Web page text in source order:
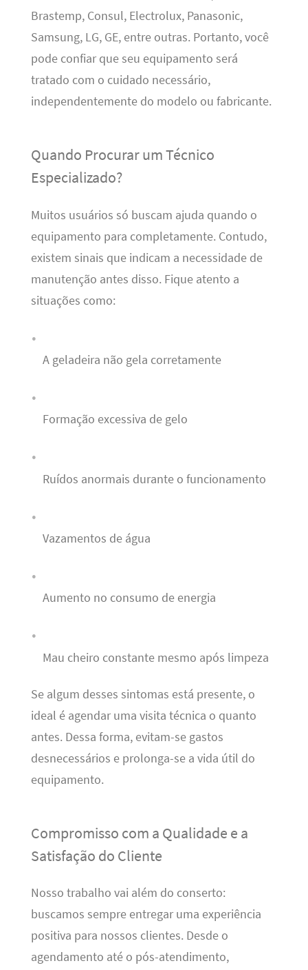
Brastemp, Consul, Electrolux, Panasonic,
Samsung, LG, GE, entre outras. Portanto, você
pode confiar que seu equipamento será
tratado com o cuidado necessário,
independentemente do modelo ou fabricante.
Quando Procurar um Técnico
Especializado?
Muitos usuários só buscam ajuda quando o
equipamento para completamente. Contudo,
existem sinais que indicam a necessidade de
manutenção antes disso. Fique atento a
situações como:
A geladeira não gela corretamente
Formação excessiva de gelo
Ruídos anormais durante o funcionamento
Vazamentos de água
Aumento no consumo de energia
Mau cheiro constante mesmo após limpeza
Se algum desses sintomas está presente, o
ideal é agendar uma visita técnica o quanto
antes. Dessa forma, evitam-se gastos
desnecessários e prolonga-se a vida útil do
equipamento.
Compromisso com a Qualidade e a
Satisfação do Cliente
Nosso trabalho vai além do conserto:
buscamos sempre entregar uma experiência
positiva para nossos clientes. Desde o
agendamento até o pós-atendimento,